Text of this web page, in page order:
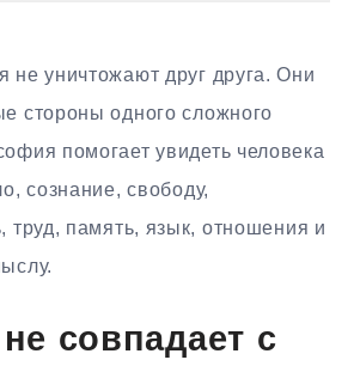
не уничтожают друг друга. Они
стороны одного сложного
помогает увидеть человека
сознание, свободу,
труд, память, язык, отношения и
совпадает с